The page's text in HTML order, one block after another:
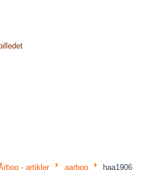
- artikler aarbog haa1906